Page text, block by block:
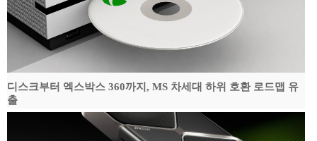
디스크부터 엑스박스 360까지, MS 차세대 하위 호환 로드맵 유
출